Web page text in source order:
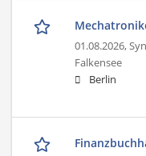
01.08.2026,
Falkensee
Berlin